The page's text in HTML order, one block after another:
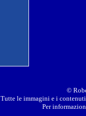
©
Tutte le immagini e i
Per